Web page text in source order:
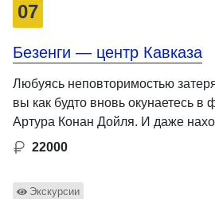
07
Безенги — центр Кавказа
Любуясь неповторимостью
вы как будто вновь окунаетесь в
Артура Конан Дойля. И даже
22000
Экскурсии